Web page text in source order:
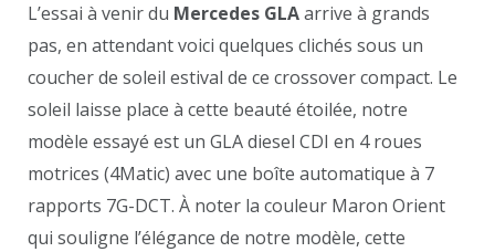
L’essai à venir du Mercedes GLAarrive à grands
pas, en attendant voici quelques clichés sous un
coucher de soleil estival de ce crossover compact. Le
soleil laisse place à cette beauté étoilée, notre
modèle essayé est un GLA diesel CDI en 4 roues
motrices (4Matic) avec une boîte automatique à 7
rapports 7G-DCT. À noter la couleur Maron Orient
qui souligne l’élégance de notre modèle, cette